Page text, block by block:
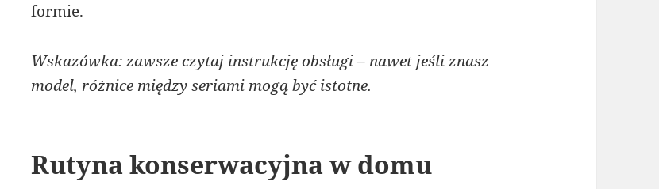
formie.
Wskazówka: zawsze czytaj instrukcję obsługi – nawet jeśli znasz
model, różnice między seriami mogą być istotne.
Rutyna konserwacyjna w domu